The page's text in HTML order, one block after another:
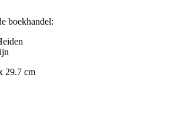
boekhandel:
29.7 cm